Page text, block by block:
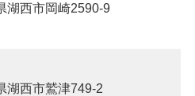
湖西市岡崎2590-9
湖西市鷲津749-2